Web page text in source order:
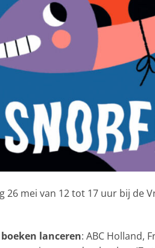
26 mei van 12 tot 17 uur bij de
lanceren: ABC Holland,